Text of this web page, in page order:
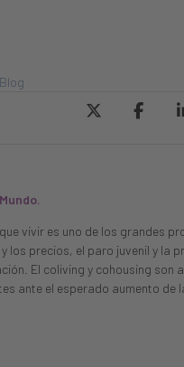
vivir es uno de los grandes
los precios, el paro juvenil y la
El coliving y cohousing son
ante el esperado aumento de